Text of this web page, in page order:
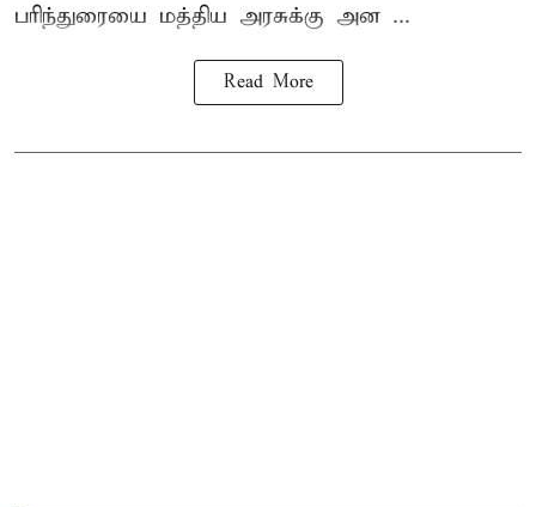
பரிந்துரையை மத்திய அரசுக்கு அன ...
Read More